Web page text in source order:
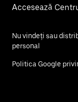
Accesează
Nu vindeți sau
personal
Politica Google